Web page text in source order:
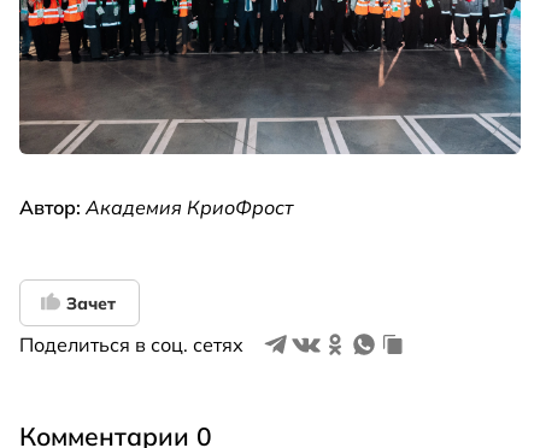
Автор:Академия КриоФрост
Зачет
Поделиться в соц. сетях
Комментарии 0